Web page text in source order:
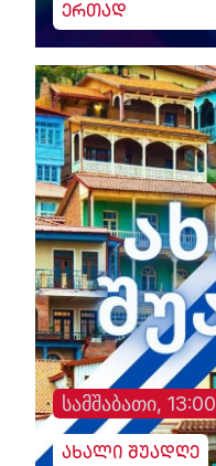
ერთად
სამშაბათი, 13:00
ახალი შუადღე